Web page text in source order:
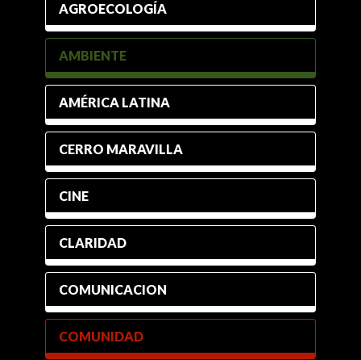
AGROECOLOGÍA
AMBIENTE
AMÉRICA LATINA
CERRO MARAVILLA
CINE
CLARIDAD
COMUNICACION
COMUNIDAD